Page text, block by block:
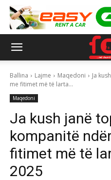
Ballina Lajme Maqedoni
Ja
me fitimet më të larta...
Maqedoni
Ja kush janë
kompanitë
fitimet më të
2025